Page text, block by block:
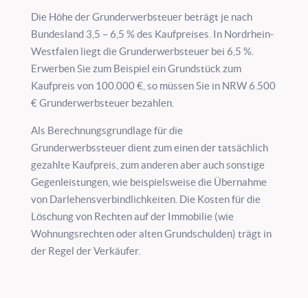
Die Höhe der Grunderwerbsteuer beträgt je nach
Bundesland 3,5 – 6,5 % des Kaufpreises. In Nordrhein-
Westfalen liegt die Grunderwerbsteuer bei 6,5 %.
Erwerben Sie zum Beispiel ein Grundstück zum
Kaufpreis von 100.000 €, so müssen Sie in NRW 6.500
€ Grunderwerbsteuer bezahlen.
Als Berechnungsgrundlage für die
Grunderwerbssteuer dient zum einen der tatsächlich
gezahlte Kaufpreis, zum anderen aber auch sonstige
Gegenleistungen, wie beispielsweise die Übernahme
von Darlehensverbindlichkeiten. Die Kosten für die
Löschung von Rechten auf der Immobilie (wie
Wohnungsrechten oder alten Grundschulden) trägt in
der Regel der Verkäufer.